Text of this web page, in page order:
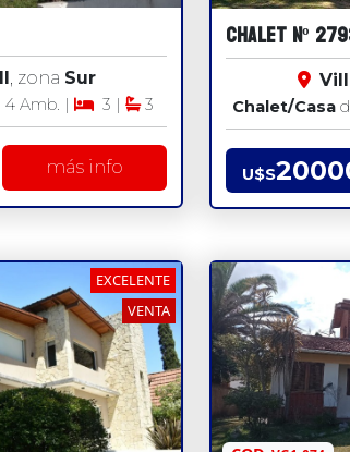
, zona Sur
| 4 Amb. | 3 | 3
más info
CHALET Nº
Chalet/Casa
U$S
EXCELENTE
VENTA